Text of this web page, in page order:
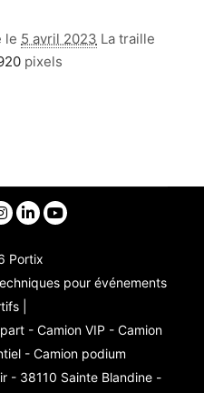
le 5 avril 2023 La traille
pixels
Portix
pour événements
|
- Camion VIP - Camion
- Camion podium
- 38110 Sainte Blandine -